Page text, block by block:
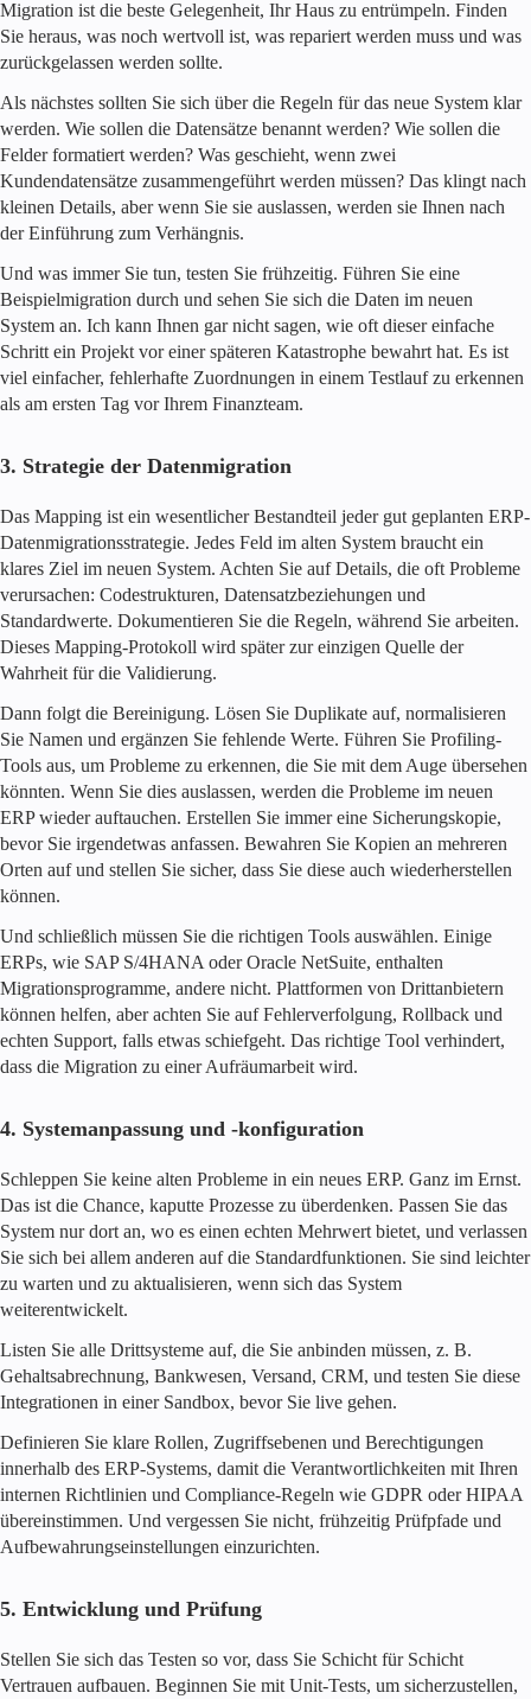
Migration ist die beste Gelegenheit, Ihr Haus zu entrümpeln. Finden
Sie heraus, was noch wertvoll ist, was repariert werden muss und was
zurückgelassen werden sollte.
Als nächstes sollten Sie sich über die Regeln für das neue System klar
werden. Wie sollen die Datensätze benannt werden? Wie sollen die
Felder formatiert werden? Was geschieht, wenn zwei
Kundendatensätze zusammengeführt werden müssen? Das klingt nach
kleinen Details, aber wenn Sie sie auslassen, werden sie Ihnen nach
der Einführung zum Verhängnis.
Und was immer Sie tun, testen Sie frühzeitig. Führen Sie eine
Beispielmigration durch und sehen Sie sich die Daten im neuen
System an. Ich kann Ihnen gar nicht sagen, wie oft dieser einfache
Schritt ein Projekt vor einer späteren Katastrophe bewahrt hat. Es ist
viel einfacher, fehlerhafte Zuordnungen in einem Testlauf zu erkennen
als am ersten Tag vor Ihrem Finanzteam.
3. Strategie der Datenmigration
Das Mapping ist ein wesentlicher Bestandteil jeder gut geplanten ERP-
Datenmigrationsstrategie. Jedes Feld im alten System braucht ein
klares Ziel im neuen System. Achten Sie auf Details, die oft Probleme
verursachen: Codestrukturen, Datensatzbeziehungen und
Standardwerte. Dokumentieren Sie die Regeln, während Sie arbeiten.
Dieses Mapping-Protokoll wird später zur einzigen Quelle der
Wahrheit für die Validierung.
Dann folgt die Bereinigung. Lösen Sie Duplikate auf, normalisieren
Sie Namen und ergänzen Sie fehlende Werte. Führen Sie Profiling-
Tools aus, um Probleme zu erkennen, die Sie mit dem Auge übersehen
könnten. Wenn Sie dies auslassen, werden die Probleme im neuen
ERP wieder auftauchen. Erstellen Sie immer eine Sicherungskopie,
bevor Sie irgendetwas anfassen. Bewahren Sie Kopien an mehreren
Orten auf und stellen Sie sicher, dass Sie diese auch wiederherstellen
können.
Und schließlich müssen Sie die richtigen Tools auswählen. Einige
ERPs, wie SAP S/4HANA oder Oracle NetSuite, enthalten
Migrationsprogramme, andere nicht. Plattformen von Drittanbietern
können helfen, aber achten Sie auf Fehlerverfolgung, Rollback und
echten Support, falls etwas schiefgeht. Das richtige Tool verhindert,
dass die Migration zu einer Aufräumarbeit wird.
4. Systemanpassung und -konfiguration
Schleppen Sie keine alten Probleme in ein neues ERP. Ganz im Ernst.
Das ist die Chance, kaputte Prozesse zu überdenken. Passen Sie das
System nur dort an, wo es einen echten Mehrwert bietet, und verlassen
Sie sich bei allem anderen auf die Standardfunktionen. Sie sind leichter
zu warten und zu aktualisieren, wenn sich das System
weiterentwickelt.
Listen Sie alle Drittsysteme auf, die Sie anbinden müssen, z. B.
Gehaltsabrechnung, Bankwesen, Versand, CRM, und testen Sie diese
Integrationen in einer Sandbox, bevor Sie live gehen.
Definieren Sie klare Rollen, Zugriffsebenen und Berechtigungen
innerhalb des ERP-Systems, damit die Verantwortlichkeiten mit Ihren
internen Richtlinien und Compliance-Regeln wie GDPR oder HIPAA
übereinstimmen. Und vergessen Sie nicht, frühzeitig Prüfpfade und
Aufbewahrungseinstellungen einzurichten.
5. Entwicklung und Prüfung
Stellen Sie sich das Testen so vor, dass Sie Schicht für Schicht
Vertrauen aufbauen. Beginnen Sie mit Unit-Tests, um sicherzustellen,